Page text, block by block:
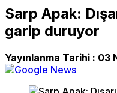
Sarp Apak:
garip duruyor
Yayınlanma Tarihi : 03